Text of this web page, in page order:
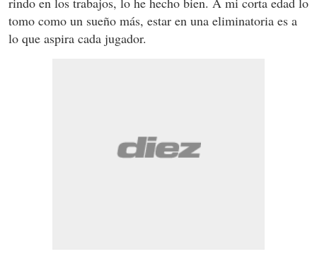
tomo como un sueño más, estar en una eliminatoria es a
lo que aspira cada jugador.